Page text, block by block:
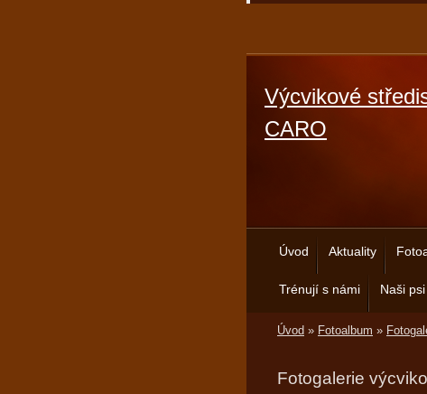
Výcvikové
CARO
Úvod Aktuality
Trénují s námi Naši psi
Úvod » Fotoalbum »
Fotogalerie